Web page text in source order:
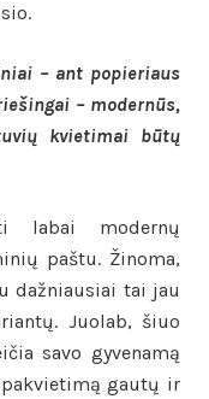
– ant popieriaus
– modernūs,
kvietimai būtų
labai modernų
paštu. Žinoma,
dažniausiai tai jau
Juolab, šiuo
savo gyvenamą
gautų ir